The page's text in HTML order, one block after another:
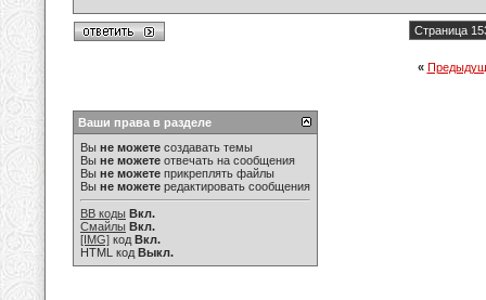
Страница
«
Ваши права в разделе
Вы не можете создавать темы
Вы не можете отвечать на сообщения
Вы не можете прикреплять файлы
Вы не можете редактировать сообщения
BB коды Вкл.
Смайлы Вкл.
[IMG] код Вкл.
HTML код Выкл.